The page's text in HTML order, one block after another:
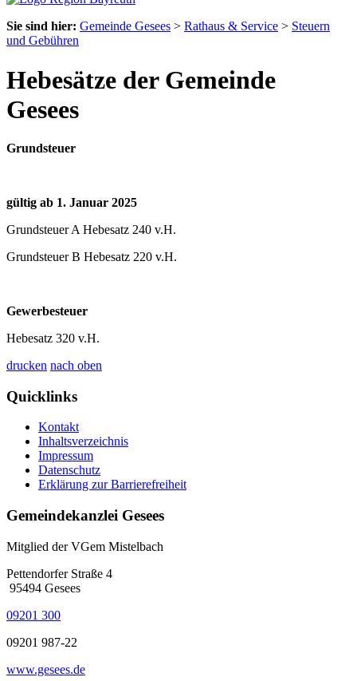
Sie sind hier: Gemeinde Gesees > Rathaus & Service > Steuern
und Gebühren
Hebesätze der Gemeinde
Gesees
Grundsteuer
gültig ab 1. Januar 2025
Grundsteuer A Hebesatz 240 v.H.
Grundsteuer B Hebesatz 220 v.H.
Gewerbesteuer
Hebesatz 320 v.H.
drucken nach oben
Quicklinks
Kontakt
Inhaltsverzeichnis
Impressum
Datenschutz
Erklärung zur Barrierefreiheit
Gemeindekanzlei Gesees
Mitglied der VGem Mistelbach
Pettendorfer Straße 4
95494 Gesees
09201 300
09201 987-22
www.gesees.de